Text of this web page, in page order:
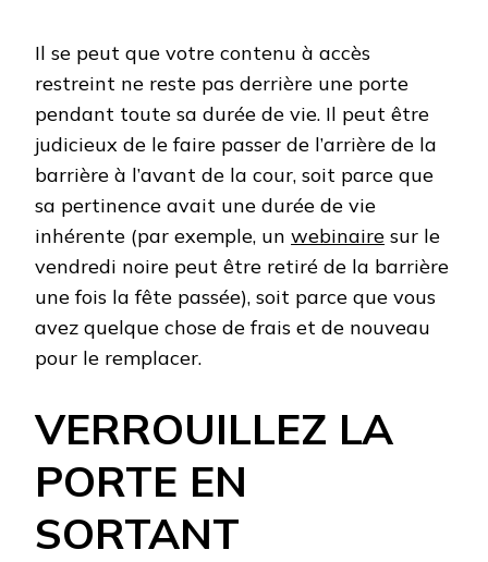
Il se peut que votre contenu à accès
restreint ne reste pas derrière une porte
pendant toute sa durée de vie. Il peut être
judicieux de le faire passer de l’arrière de la
barrière à l’avant de la cour, soit parce que
sa pertinence avait une durée de vie
inhérente (par exemple, un webinaire sur le
vendredi noire peut être retiré de la barrière
une fois la fête passée), soit parce que vous
avez quelque chose de frais et de nouveau
pour le remplacer.
VERROUILLEZ LA
PORTE EN
SORTANT